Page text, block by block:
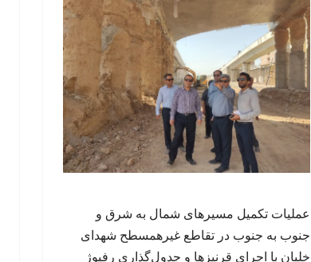
عملیات تکمیل مسیرهای شمال به شرق و
جنوب به جنوب در تقاطع غیرهمسطح شهدای
خلبان با اجرای قرنیزها و جدول‌گذاری رفیوژ